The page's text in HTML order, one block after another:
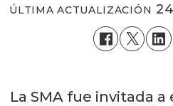
ÚLTIMA ACTUALIZACIÓN
La SMA fue invitada a